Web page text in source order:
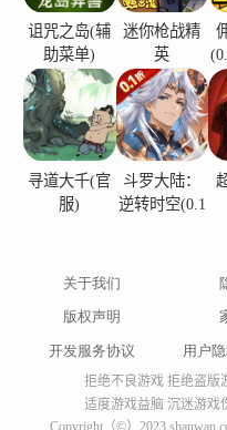
诅咒之岛(辅
助菜单)
迷你枪战精
英
寻道大千(官
服)
斗罗大陆：
逆转时空(0.1
关于我们
版权声明
开发服务协议
用户
拒绝不良游戏 拒绝盗版
适度游戏益脑 沉迷游戏